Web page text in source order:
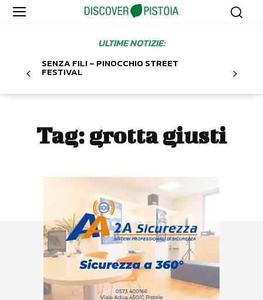
ULTIME NOTIZIE:
SENZA FILI – PINOCCHIO STREET
FESTIVAL
Tag: grotta giusti